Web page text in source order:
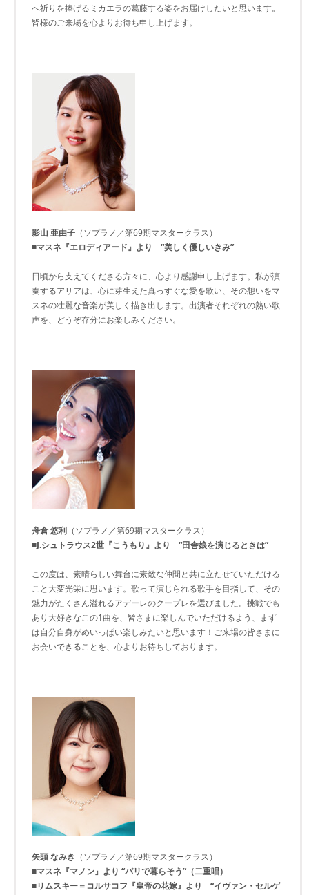
へ祈りを捧げるミカエラの葛藤する姿をお届けしたいと思います。
皆様のご来場を心よりお待ち申し上げます。
影山 亜由子 （ソプラノ／第69期マスタークラス）
■マスネ『エロディアード』より “美しく優しいきみ”
日頃から支えてくださる方々に、心より感謝申し上げます。私が演
奏するアリアは、心に芽生えた真っすぐな愛を歌い、その想いをマ
スネの壮麗な音楽が美しく描き出します。出演者それぞれの熱い歌
声を、どうぞ存分にお楽しみください。
舟倉 悠利 （ソプラノ／第69期マスタークラス）
■J.シュトラウス2世『こうもり』より “田舎娘を演じるときは”
この度は、素晴らしい舞台に素敵な仲間と共に立たせていただける
こと大変光栄に思います。歌って演じられる歌手を目指して、その
魅力がたくさん溢れるアデーレのクープレを選びました。挑戦でも
あり大好きなこの1曲を、皆さまに楽しんでいただけるよう、まず
は自分自身がめいっぱい楽しみたいと思います！ご来場の皆さまに
お会いできることを、心よりお待ちしております。
矢頭 なみき （ソプラノ／第69期マスタークラス）
■マスネ『マノン』より “パリで暮らそう”（二重唱）
■リムスキー＝コルサコフ『皇帝の花嫁』より “イヴァン・セルゲ